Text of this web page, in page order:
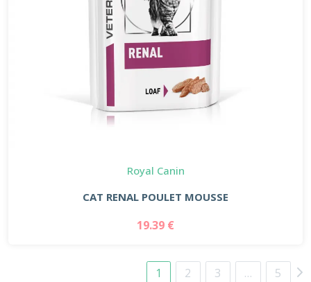
Royal Canin
CAT RENAL POULET MOUSSE
19.39 €
1 2 3 … 5